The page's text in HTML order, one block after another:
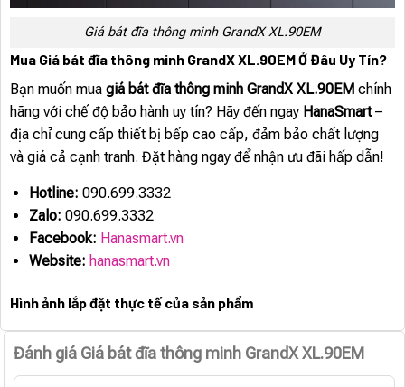
Giá bát đĩa thông minh GrandX XL.90EM
Mua Giá bát đĩa thông minh GrandX XL.90EM Ở Đâu Uy Tín?
Bạn muốn mua giá bát đĩa thông minh GrandX XL.90EM chính
hãng với chế độ bảo hành uy tín? Hãy đến ngay HanaSmart–
địa chỉ cung cấp thiết bị bếp cao cấp, đảm bảo chất lượng
và giá cả cạnh tranh. Đặt hàng ngay để nhận ưu đãi hấp dẫn!
Hotline: 090.699.3332
Zalo: 090.699.3332
Facebook: Hanasmart.vn
Website: hanasmart.vn
Hình ảnh lắp đặt thực tế của sản phẩm
Đánh giá Giá bát đĩa thông minh GrandX XL.90EM